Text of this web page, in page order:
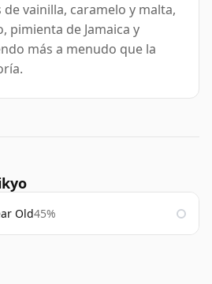
vainilla, caramelo y malta,
pimienta de Jamaica y
más a menudo que la
Old45%